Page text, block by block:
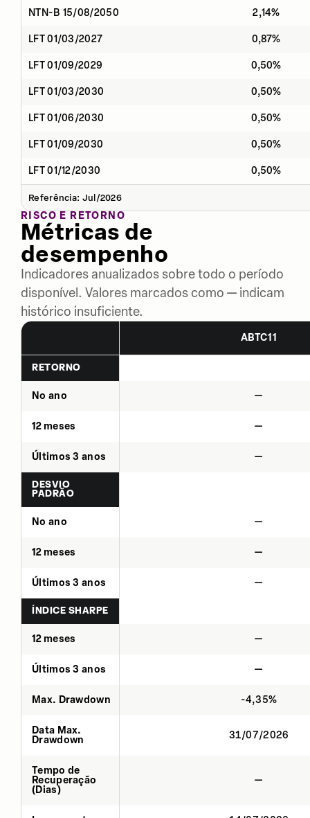
NTN-B 15/08/2050 2,14%
LFT 01/03/2027 0,87%
LFT 01/09/2029 0,50%
LFT 01/03/2030 0,50%
LFT 01/06/2030 0,50%
LFT 01/09/2030 0,50%
LFT 01/12/2030 0,50%
Referência: Jul/2026
RISCO E RETORNO
Métricas de
desempenho
Indicadores anualizados sobre todo o período
disponível. Valores marcados como — indicam
histórico insuficiente.
ABTC11
RETORNO
No ano —
12 meses —
Últimos 3 anos —
DESVIO
PADRÃO
No ano —
12 meses —
Últimos 3 anos —
ÍNDICE SHARPE
12 meses —
Últimos 3 anos —
Max. Drawdown -4,35%
Data Max.
Drawdown
31/07/2026
Tempo de
Recuperação
(Dias)
—